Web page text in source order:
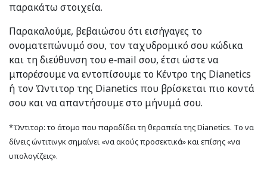
παρακάτω στοιχεία.
Παρακαλούμε, βεβαιώσου ότι εισήγαγες το
ονοματεπώνυμό σου, τον ταχυδρομικό σου κώδικα
και τη διεύθυνση του e‑mail σου, έτσι ώστε να
μπορέσουμε να εντοπίσουμε το Κέντρο της Dianetics
ή τον Ώντιτορ της Dianetics που βρίσκεται πιο κοντά
σου και να απαντήσουμε στο μήνυμά σου.
*Ώντιτορ: το άτομο που παραδίδει τη θεραπεία της Dianetics. Το να
δίνεις ώντιτινγκ σημαίνει «να ακούς προσεκτικά» και επίσης «να
υπολογίζεις».